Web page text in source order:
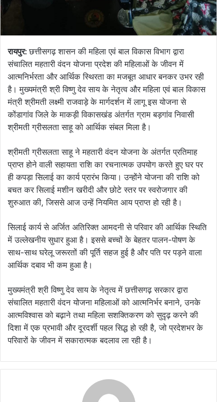
रायपुर:छत्तीसगढ़ शासन की महिला एवं बाल विकास विभाग द्वारा
संचालित महतारी वंदन योजना प्रदेश की महिलाओं के जीवन में
आत्मनिर्भरता और आर्थिक स्थिरता का मजबूत आधार बनकर उभर रही
है। मुख्यमंत्री श्री विष्णु देव साय के नेतृत्व और महिला एवं बाल विकास
मंत्री श्रीमती लक्ष्मी राजवाड़े के मार्गदर्शन में लागू इस योजना से
कोंडागांव जिले के माकड़ी विकासखंड अंतर्गत ग्राम बड़गांव निवासी
श्रीमती ग्रीसलता साहू को आर्थिक संबल मिला है।
श्रीमती ग्रीसलता साहू ने महतारी वंदन योजना के अंतर्गत प्रतिमाह
प्राप्त होने वाली सहायता राशि का रचनात्मक उपयोग करते हुए घर पर
ही कपड़ा सिलाई का कार्य प्रारंभ किया। उन्होंने योजना की राशि को
बचत कर सिलाई मशीन खरीदी और छोटे स्तर पर स्वरोजगार की
शुरुआत की, जिससे आज उन्हें नियमित आय प्राप्त हो रही है।
सिलाई कार्य से अर्जित अतिरिक्त आमदनी से परिवार की आर्थिक स्थिति
में उल्लेखनीय सुधार हुआ है। इससे बच्चों के बेहतर पालन-पोषण के
साथ-साथ घरेलू जरूरतों की पूर्ति सहज हुई है और पति पर पड़ने वाला
आर्थिक दबाव भी कम हुआ है।
मुख्यमंत्री श्री विष्णु देव साय के नेतृत्व में छत्तीसगढ़ सरकार द्वारा
संचालित महतारी वंदन योजना महिलाओं को आत्मनिर्भर बनाने, उनके
आत्मविश्वास को बढ़ाने तथा महिला सशक्तिकरण को सुदृढ़ करने की
दिशा में एक प्रभावी और दूरदर्शी पहल सिद्ध हो रही है, जो प्रदेशभर के
परिवारों के जीवन में सकारात्मक बदलाव ला रही है।